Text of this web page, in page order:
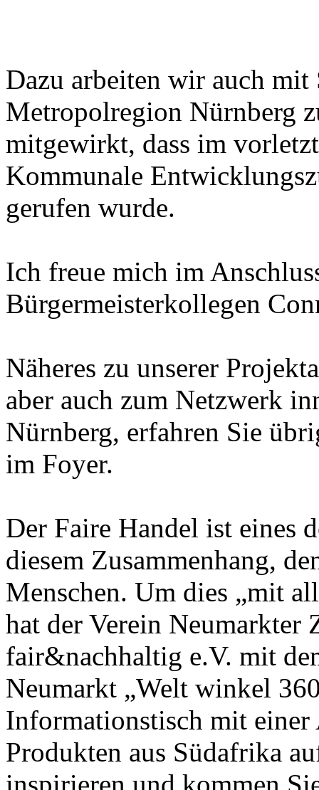
Dazu arbeiten wir auch mit
Metropolregion Nürnberg
mitgewirkt, dass im
Kommunale
gerufen wurde.
Ich freue mich im
Bürgermeisterkollegen
Näheres zu unserer
aber auch zum Netzwerk
Nürnberg, erfahren Sie
im Foyer.
Der Faire Handel ist eines
diesem Zusammenhang,
Menschen. Um dies „mit
hat der Verein
fair&nachhaltig e.V. mit
Neumarkt „Welt winkel
Informationstisch mit einer
Produkten aus Südafrika